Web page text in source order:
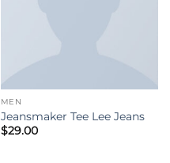
MEN
Jeansmaker Tee Lee Jeans
$29.00